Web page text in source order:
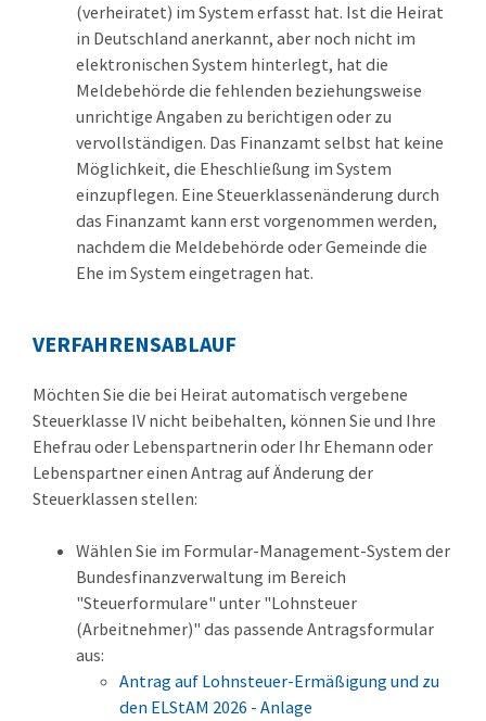
(verheiratet) im System erfasst hat. Ist die Heirat
in Deutschland anerkannt, aber noch nicht im
elektronischen System hinterlegt, hat die
Meldebehörde die fehlenden beziehungsweise
unrichtige Angaben zu berichtigen oder zu
vervollständigen. Das Finanzamt selbst hat keine
Möglichkeit, die Eheschließung im System
einzupflegen. Eine Steuerklassenänderung durch
das Finanzamt kann erst vorgenommen werden,
nachdem die Meldebehörde oder Gemeinde die
Ehe im System eingetragen hat.
VERFAHRENSABLAUF
Möchten Sie die bei Heirat automatisch vergebene
Steuerklasse IV nicht beibehalten, können Sie und Ihre
Ehefrau oder Lebenspartnerin oder Ihr Ehemann oder
Lebenspartner einen Antrag auf Änderung der
Steuerklassen stellen:
Wählen Sie im Formular-Management-System der
Bundesfinanzverwaltung im Bereich
"Steuerformulare" unter "Lohnsteuer
(Arbeitnehmer)" das passende Antragsformular
aus:
Antrag auf Lohnsteuer-Ermäßigung und zu
den ELStAM 2026 - Anlage